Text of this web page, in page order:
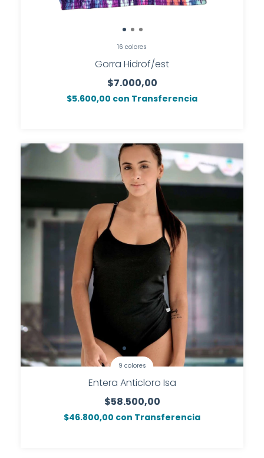
16 colores
Gorra Hidrof/est
$7.000,00
$5.600,00 con Transferencia
9 colores
Entera Anticloro Isa
$58.500,00
$46.800,00 con Transferencia